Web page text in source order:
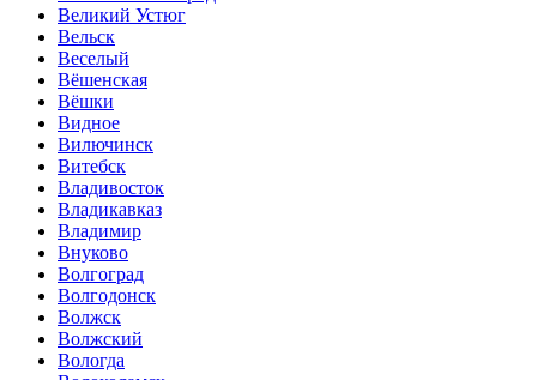
Великий Устюг
Вельск
Веселый
Вёшенская
Вёшки
Видное
Вилючинск
Витебск
Владивосток
Владикавказ
Владимир
Внуково
Волгоград
Волгодонск
Волжск
Волжский
Вологда